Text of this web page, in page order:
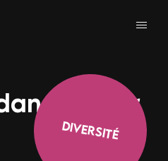
pour
DIVERSITÉ